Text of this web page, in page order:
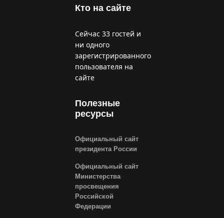
Кто на сайте
Сейчас 33 гостей и
ни одного
зарегистрированного
пользователя на
сайте
Полезные
ресурсы
Официальный сайт
президента России
Официальный сайт
Министерства
просвещения
Российской
Федерации